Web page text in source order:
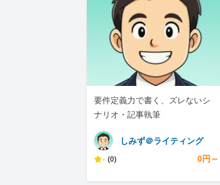
要件定義力で書く、ズレないシ
ナリオ・記事執筆
しみず＠ライティング
- (0) 0円～